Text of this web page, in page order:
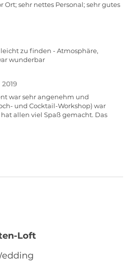
sehr nettes Personal; sehr gutes
zu finden - Atmosphäre,
wunderbar
war sehr angenehm und
und Cocktail-Workshop) war
allen viel Spaß gemacht. Das
nett und zuvorkommend. Das Loft
Loft